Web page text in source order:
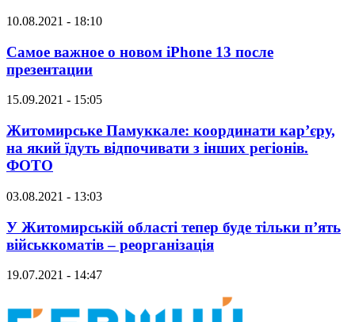
10.08.2021 - 18:10
Самое важное о новом iPhone 13 после
презентации
15.09.2021 - 15:05
Житомирське Памуккале: координати кар’єру,
на який їдуть відпочивати з інших регіонів.
ФОТО
03.08.2021 - 13:03
У Житомирській області тепер буде тільки п’ять
військкоматів – реорганізація
19.07.2021 - 14:47